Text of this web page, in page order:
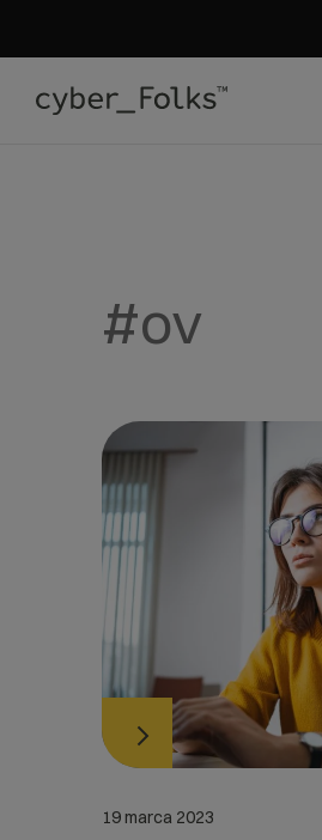
#ov
19 marca 2023